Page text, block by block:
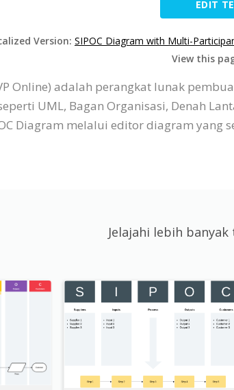
EDIT
Version: SIPOC Diagram with Multi-
View this
Online) adalah perangkat lunak
UML, Bagan Organisasi, Denah
Diagram melalui editor diagram yang
Jelajahi lebih